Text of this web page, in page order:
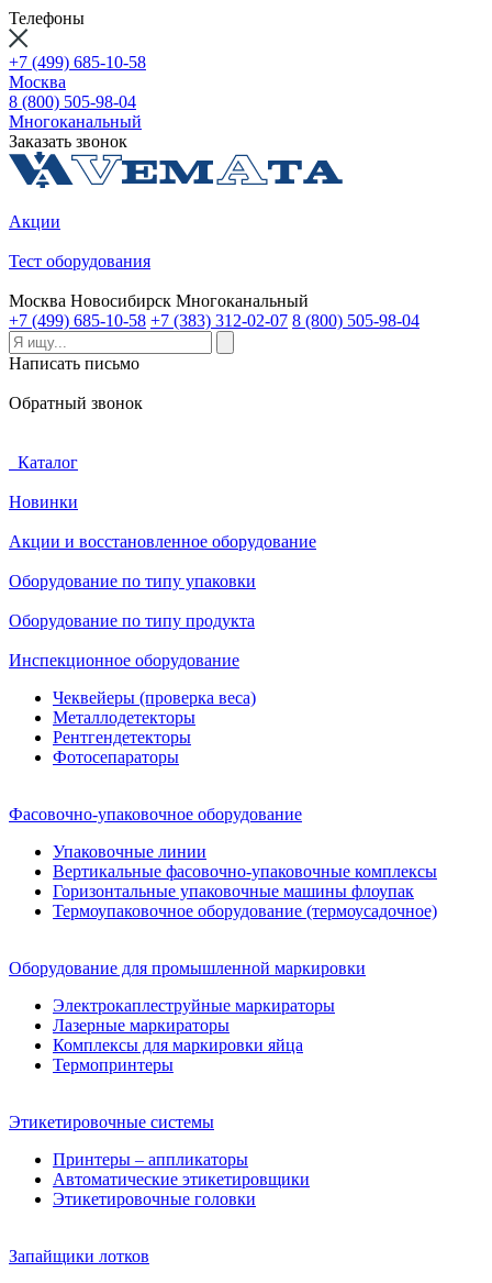
Телефоны
+7 (499) 685-10-58
Москва
8 (800) 505-98-04
Многоканальный
Заказать звонок
Акции
Тест оборудования
Москва Новосибирск Многоканальный
+7 (499) 685-10-58 +7 (383) 312-02-07 8 (800) 505-98-04
Написать письмо
Обратный звонок
Каталог
Новинки
Акции и восстановленное оборудование
Оборудование по типу упаковки
Оборудование по типу продукта
Инспекционное оборудование
Чеквейеры (проверка веса)
Металлодетекторы
Рентгендетекторы
Фотосепараторы
Фасовочно-упаковочное оборудование
Упаковочные линии
Вертикальные фасовочно-упаковочные комплексы
Горизонтальные упаковочные машины флоупак
Термоупаковочное оборудование (термоусадочное)
Оборудование для промышленной маркировки
Электрокаплеструйные маркираторы
Лазерные маркираторы
Комплексы для маркировки яйца
Термопринтеры
Этикетировочные системы
Принтеры – аппликаторы
Автоматические этикетировщики
Этикетировочные головки
Запайщики лотков